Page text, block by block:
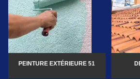
PEINTURE EXTÉRIEURE 51